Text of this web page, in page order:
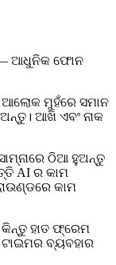
— ଆଧୁନିକ ଫୋନ
ଆଲୋକ ମୁହଁରେ ସମାନ
ଆଖି ଏବଂ ନାକ
ଠିଆ ହୁଅନ୍ତୁ
AI ର କାମ
କାମ
ହାତ ଫ୍ରେମ
ଟାଇମର ବ୍ୟବହାର